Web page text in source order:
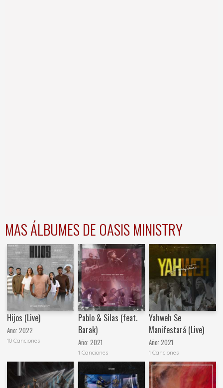
MAS ÁLBUMES DE OASIS MINISTRY
Hijos (Live)
Año:2022
10 Canciones
Pablo & Silas (feat.
Barak)
Año: 2021
1 Canciones
Yahweh Se
Manifestará (Live)
Año:2021
1 Canciones